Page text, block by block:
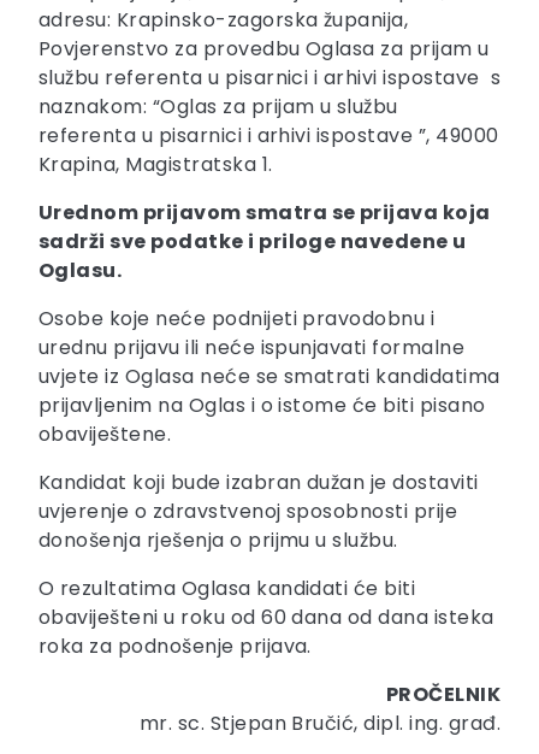
adresu: Krapinsko-zagorska županija,
Povjerenstvo za provedbu Oglasa za prijam u
službu referenta u pisarnici i arhivi ispostave s
naznakom: “Oglas za prijam u službu
referenta u pisarnici i arhivi ispostave ”, 49000
Krapina, Magistratska 1.
Urednom prijavom smatra se prijava koja
sadrži sve podatke i priloge navedene u
Oglasu.
Osobe koje neće podnijeti pravodobnu i
urednu prijavu ili neće ispunjavati formalne
uvjete iz Oglasa neće se smatrati kandidatima
prijavljenim na Oglas i o istome će biti pisano
obaviještene.
Kandidat koji bude izabran dužan je dostaviti
uvjerenje o zdravstvenoj sposobnosti prije
donošenja rješenja o prijmu u službu.
O rezultatima Oglasa kandidati će biti
obaviješteni u roku od 60 dana od dana isteka
roka za podnošenje prijava.
PROČELNIK
mr. sc. Stjepan Bručić, dipl. ing. građ.